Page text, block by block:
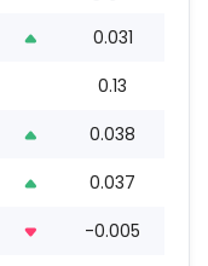
0.031
0.13
0.038
0.037
-0.005